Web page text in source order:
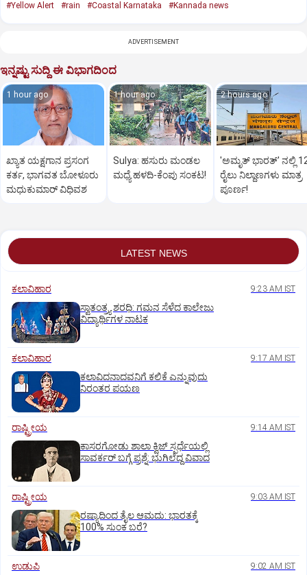
#Yellow Alert #rain #Coastal Karnataka #Kannada news
ADVERTISEMENT
ಇನ್ನಷ್ಟು ಸುದ್ದಿ ಈ ವಿಭಾಗದಿಂದ
1 hour ago
ಖ್ಯಾತ ಯಕ್ಷಗಾನ ಪ್ರಸಂಗ
ಕರ್ತ, ಭಾಗವತ ಬೋಳೂರು
ಮಧುಕುಮಾರ್ ವಿಧಿವಶ
1 hour ago
Sulya: ಹಸುರು ಮಂಡಲ
ಮಧ್ಯೆ ಹಳದಿ-ಕೆಂಪು ಸಂಕಟ!
2 hours ago
'ಅಮೃತ್‌ ಭಾರತ್‌' ನಲ್ಲಿ
ರೈಲು ನಿಲ್ದಾಣಗಳು ಮಾತ್ರ
ಪೂರ್ಣ!
LATEST NEWS
ಕಲಾವಿಹಾರ 9:23 AM IST
ಸ್ವಾತಂತ್ರ್ಯ ಶರಧಿ: ಗಮನ ಸೆಳೆದ ಕಾಲೇಜು
ವಿದ್ಯಾರ್ಥಿಗಳ ನಾಟಕ
ಕಲಾವಿಹಾರ 9:17 AM IST
ಕಲಾವಿದನಾದವನಿಗೆ ಕಲಿಕೆ ಎನ್ನುವುದು
ನಿರಂತರ ಪಯಣ
ರಾಷ್ಟ್ರೀಯ 9:14 AM IST
ಕಾಸರಗೋಡು ಶಾಲಾ ಕ್ವಿಜ್‌ ಸ್ಪರ್ಧೆಯಲ್ಲಿ
ಸಾವರ್ಕರ್‌ ಬಗ್ಗೆ ಪ್ರಶ್ನೆ: ಭುಗಿಲೆದ್ದ ವಿವಾದ
ರಾಷ್ಟ್ರೀಯ 9:03 AM IST
ರಷ್ಯಾದಿಂದ ತೈಲ ಆಮದು: ಭಾರತಕ್ಕೆ
100% ಸುಂಕ ಬರೆ?
ಉಡುಪಿ 9:02 AM IST